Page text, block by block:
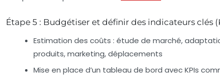
Étape 5 : Budgétiser et définir des indicateurs clés
Estimation des coûts : étude de marché,
produits, marketing, déplacements
Mise en place d’un tableau de bord avec KPIs